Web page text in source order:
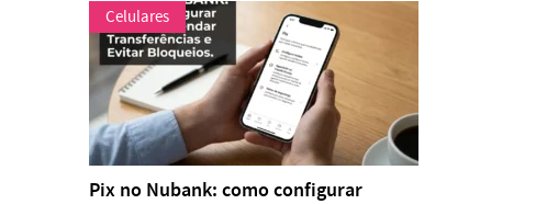
Celulares
Pix no Nubank: como configurar